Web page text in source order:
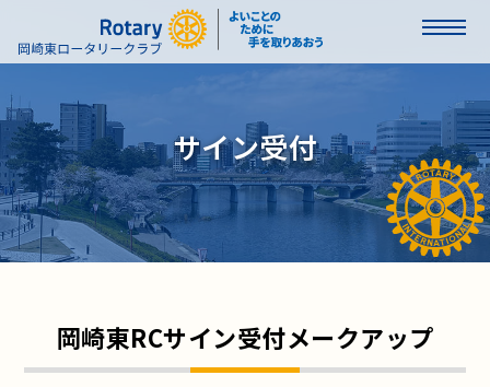
サイン受付
岡崎東RCサイン受付メークアップ